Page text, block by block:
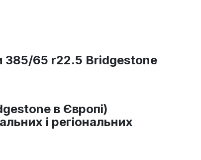
385/65 r22.5 Bridgestone
в Європі)
і регіональних